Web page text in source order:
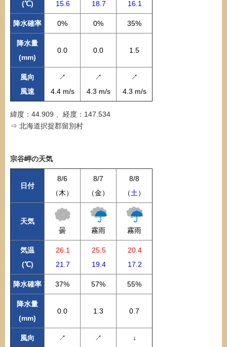
(℃)
15.6
18.7
16.1
降水確率 0% 0% 35%
降水量
(mm)
0.0 0.0 1.5
風向
風速
↗
4.4 m/s
↗
4.3 m/s
↗
4.3 m/s
緯度：44.909 、経度：147.534
⇒ 北海道択捉郡留別村
宗谷岬の天気
日付
8/6
（木）
8/7
（金）
8/8
（土）
天気
曇
霧雨 霧雨
気温
(℃)
26.1
21.7
25.5
19.4
20.4
17.2
降水確率 37% 57% 55%
降水量
(mm)
0.0 1.3 0.7
風向
↗
↗
↓